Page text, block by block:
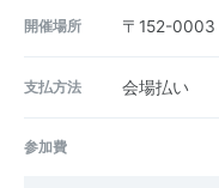
開催場所 〒152-0003
支払方法 会場払い
参加費